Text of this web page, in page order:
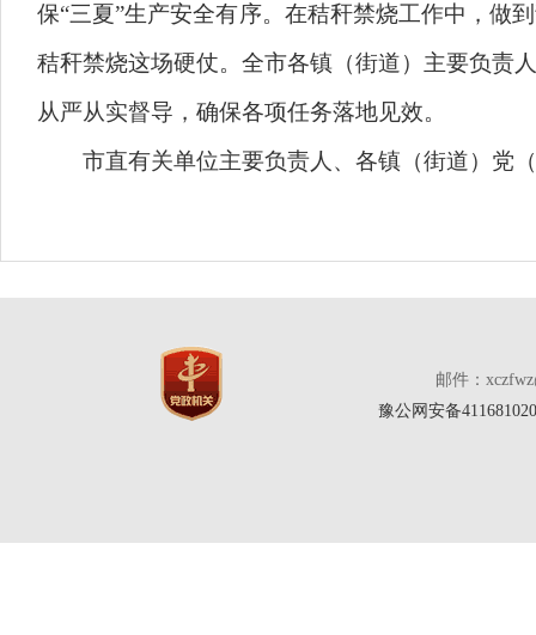
保“三夏”生产安全有序。在秸秆禁烧工作中，做
秸秆禁烧这场硬仗。全市各镇（街道）主要负责
从严从实督导，确保各项任务落地见效。
市直有关单位主要负责人、各镇（街道）党
邮件：
豫公网安备